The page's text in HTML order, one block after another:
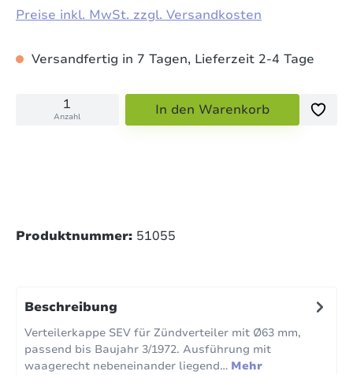
Preise inkl. MwSt. zzgl. Versandkosten
Versandfertig in 7 Tagen, Lieferzeit 2-4 Tage
Anzahl In den Warenkorb
Produktnummer: 51055
Beschreibung
Verteilerkappe SEV für Zündverteiler mit Ø63 mm,
passend bis Baujahr 3/1972. Ausführung mit
waagerecht nebeneinander liegend… Mehr